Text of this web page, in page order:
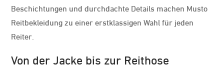
Beschichtungen und durchdachte Details machen Musto
Reitbekleidung zu einer erstklassigen Wahl für jeden
Reiter.
Von der Jacke bis zur Reithose